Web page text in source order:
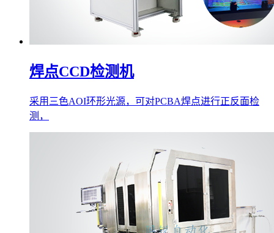
焊点CCD检测机
采用三色AOI环形光源，可对PCBA焊点进行正反面检
测，